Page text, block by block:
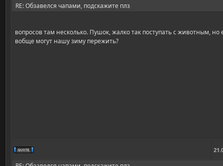
RE: Обзавелся чапами, подскажите плз
вопросов там несколько. Пушок, жалко так поступать с животным, но
вобще могут нашу зиму пережить?